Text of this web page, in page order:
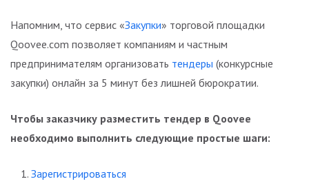
Напомним, что сервис «Закупки» торговой площадки
Qoovee.com позволяет компаниям и частным
предпринимателям организовать тендеры (конкурсные
закупки) онлайн за 5 минут без лишней бюрократии.
Чтобы заказчику разместить тендер в Qoovee
необходимо выполнить следующие простые шаги:
Зарегистрироваться